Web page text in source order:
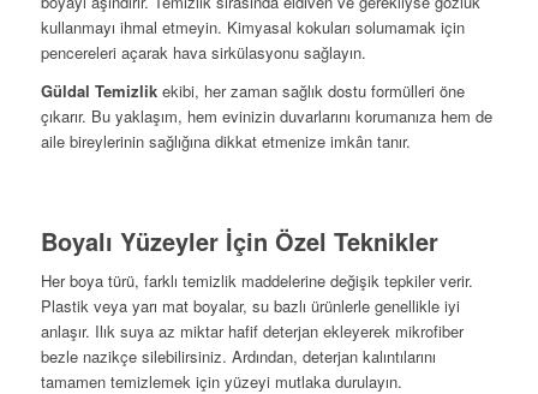
kullanmayı ihmal etmeyin. Kimyasal kokuları solumamak için
pencereleri açarak hava sirkülasyonu sağlayın.
Güldal Temizlikekibi, her zaman sağlık dostu formülleri öne
çıkarır. Bu yaklaşım, hem evinizin duvarlarını korumanıza hem de
aile bireylerinin sağlığına dikkat etmenize imkân tanır.
Boyalı Yüzeyler İçin Özel Teknikler
Her boya türü, farklı temizlik maddelerine değişik tepkiler verir.
Plastik veya yarı mat boyalar, su bazlı ürünlerle genellikle iyi
anlaşır. Ilık suya az miktar hafif deterjan ekleyerek mikrofiber
bezle nazikçe silebilirsiniz. Ardından, deterjan kalıntılarını
tamamen temizlemek için yüzeyi mutlaka durulayın.